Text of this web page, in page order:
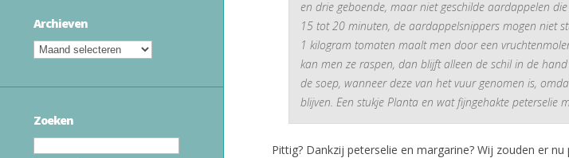
Archieven
Zoeken
en drie geboende, maar niet geschilde aardappelen
15 tot 20 minuten, de aardappelsnippers mogen niet
1 kilogram tomaten maalt men door een
kan men ze raspen, dan blijft alleen de schil in de
de soep, wanneer deze van het vuur genomen is,
blijven. Een stukje Planta en wat fijngehakte peterselie
Pittig? Dankzij peterselie en margarine? Wij zouden er